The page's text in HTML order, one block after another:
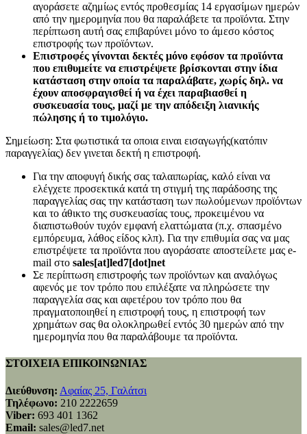
αγοράσετε αζημίως εντός προθεσμίας 14 εργασίμων ημερών
από την ημερομηνία που θα παραλάβετε τα προϊόντα. Στην
περίπτωση αυτή σας επιβαρύνει μόνο το άμεσο κόστος
επιστροφής των προϊόντων.
Επιστροφές γίνονται δεκτές μόνο εφόσον τα προϊόντα
που επιθυμείτε να επιστρέψετε βρίσκονται στην ίδια
κατάσταση στην οποία τα παραλάβατε, χωρίς δηλ. να
έχουν αποσφραγισθεί ή να έχει παραβιασθεί η
συσκευασία τους, μαζί με την απόδειξη λιανικής
πώλησης ή το τιμολόγιο.
Σημείωση: Στα φωτιστικά τα οποια ειναι εισαγωγής(κατόπιν
παραγγελίας) δεν γινεται δεκτή η επιστροφή.
Για την αποφυγή δικής σας ταλαιπωρίας, καλό είναι να
ελέγχετε προσεκτικά κατά τη στιγμή της παράδοσης της
παραγγελίας σας την κατάσταση των πωλούμενων προϊόντων
και το άθικτο της συσκευασίας τους, προκειμένου να
διαπιστωθούν τυχόν εμφανή ελαττώματα (π.χ. σπασμένο
εμπόρευμα, λάθος είδος κλπ). Για την επιθυμία σας να μας
επιστρέψετε τα προϊόντα που αγοράσατε αποστείλετε μας e-
mail στο sales[at]led7[dot]net
Σε περίπτωση επιστροφής των προϊόντων και αναλόγως
αφενός με τον τρόπο που επιλέξατε να πληρώσετε την
παραγγελία σας και αφετέρου τον τρόπο που θα
πραγματοποιηθεί η επιστροφή τους, η επιστροφή των
χρημάτων σας θα ολοκληρωθεί εντός 30 ημερών από την
ημερομηνία που θα παραλάβουμε τα προϊόντα.
ΣΤΟΙΧΕΙΑ ΕΠΙΚΟΙΝΩΝΙΑΣ
Διεύθυνση: Αφαίας 25, Γαλάτσι
Τηλέφωνο: 210 2222659
Viber: 693 401 1362
Email: sales@led7.net